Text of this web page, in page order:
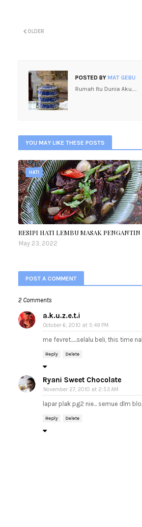
OLDER
POSTED BY MAT GEBU
Rumah Itu Dunia Aku.....
YOU MAY LIKE THESE POSTS
HATI
RESIPI HATI LEMBU MASAK PENGANTIN
May 23, 2022
POST A COMMENT
2 Comments
a.k.u.z.e.t.i
October 6, 2010 at 5:49 PM
me fevret......selalu beli, this time
Reply Delete
Ryani Sweet Chocolate
November 27, 2010 at 2:53 AM
lapar plak pg2 nie... semue dlm
Reply Delete